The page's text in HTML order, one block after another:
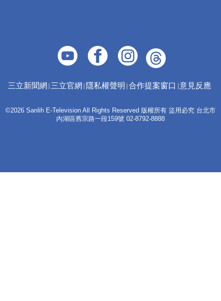
三立新聞網 三立官網 隱私權聲明 合作提案窗口 意見反應
©2026 Sanlih E-Television All Rights Reserved 版權所有 盜用必究 台北市
內湖區舊宗路一段159號 02-8792-8888